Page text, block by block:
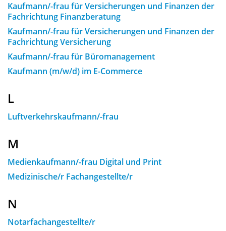
Kaufmann/-frau für Versicherungen und Finanzen der
Fachrichtung Finanzberatung
Kaufmann/-frau für Versicherungen und Finanzen der
Fachrichtung Versicherung
Kaufmann/-frau für Büromanagement
Kaufmann (m/w/d) im E-Commerce
L
Luftverkehrskaufmann/-frau
M
Medienkaufmann/-frau Digital und Print
Medizinische/r Fachangestellte/r
N
Notarfachangestellte/r